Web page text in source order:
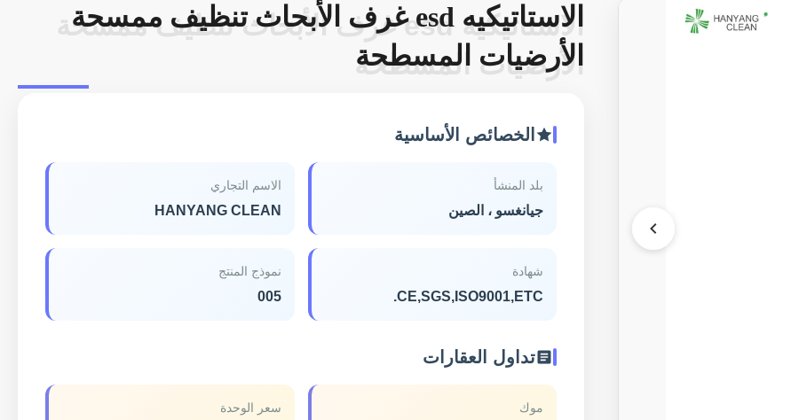
الاستاتيكيه esd غرف الأبحاث تنظيف ممسحة
الأرضيات المسطحة
الاستاتيكيه esd غرف الأبحاث تنظيف ممسحة
الأرضيات المسطحة
الخصائص الأساسية
بلد المنشأ
جيانغسو ، الصين
الاسم التجاري
HANYANG CLEAN
شهادة
CE,SGS,ISO9001,ETC.
نموذج المنتج
005
تداول العقارات
موك سعر الوحدة